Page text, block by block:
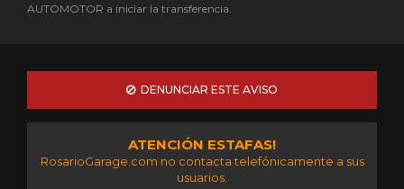
AUTOMOTOR a iniciar la transferencia.
DENUNCIAR ESTE AVISO
ATENCIÓN ESTAFAS!
RosarioGarage.com no contacta telefónicamente a sus
usuarios.